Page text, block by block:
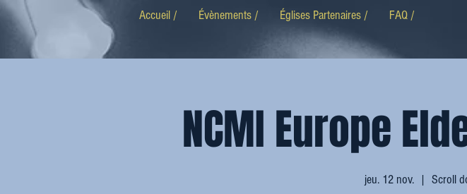
Accueil / Évènements / Églises Partenaires / FAQ /
NCMI Europe
jeu. 12 nov.
  |
Scroll